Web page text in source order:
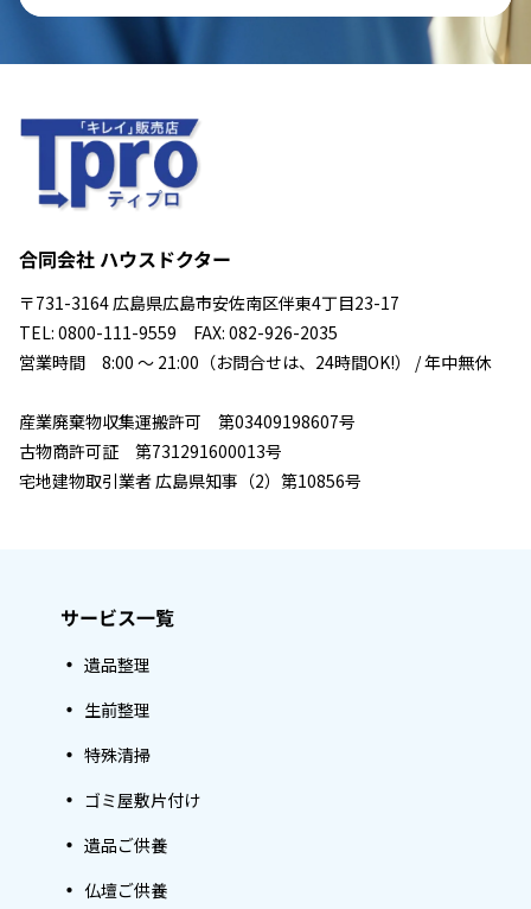
合同会社 ハウスドクター
〒731-3164 広島県広島市安佐南区伴東4丁目23-17
TEL: 0800-111-9559 FAX: 082-926-2035
営業時間 8:00 ～ 21:00（お問合せは、24時間OK!） / 年中無休
産業廃棄物収集運搬許可 第03409198607号
古物商許可証 第731291600013号
宅地建物取引業者 広島県知事（2）第10856号
サービス一覧
遺品整理
生前整理
特殊清掃
ゴミ屋敷片付け
遺品ご供養
仏壇ご供養